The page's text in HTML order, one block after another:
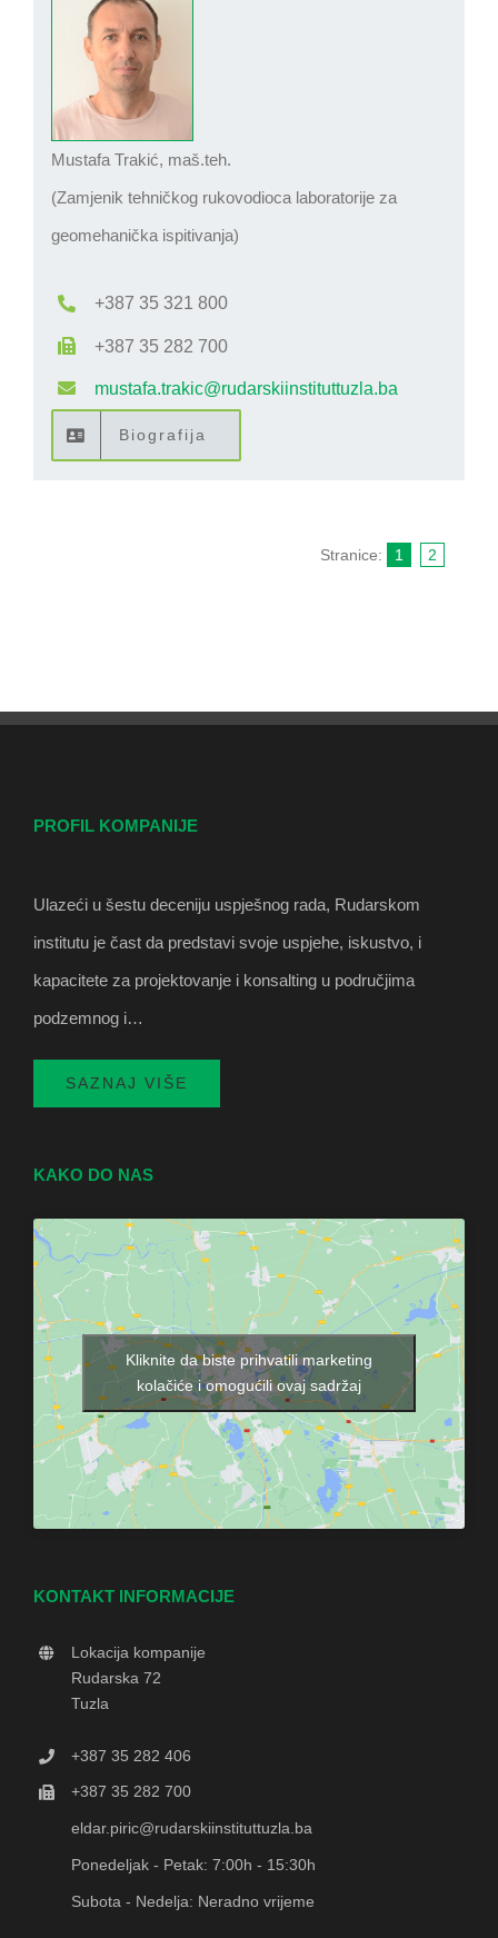
Mustafa Trakić, maš.teh.
(Zamjenik tehničkog rukovodioca laboratorije za
geomehanička ispitivanja)
+387 35 321 800
+387 35 282 700
mustafa.trakic@rudarskiinstituttuzla.ba
Biografija
Stranice: 1 2
PROFIL KOMPANIJE
Ulazeći u šestu deceniju uspješnog rada, Rudarskom
institutu je čast da predstavi svoje uspjehe, iskustvo, i
kapacitete za projektovanje i konsalting u područjima
podzemnog i…
SAZNAJ VIŠE
KAKO DO NAS
Kliknite da biste prihvatili marketing
kolačiće i omogućili ovaj sadržaj
KONTAKT INFORMACIJE
Lokacija kompanije
Rudarska 72
Tuzla
+387 35 282 406
+387 35 282 700
eldar.piric@rudarskiinstituttuzla.ba
Ponedeljak - Petak: 7:00h - 15:30h
Subota - Nedelja: Neradno vrijeme